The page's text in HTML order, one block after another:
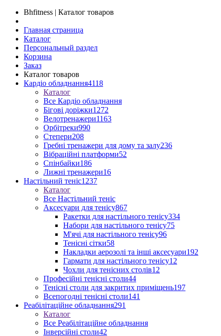
Bhfitness | Каталог товаров
Главная страница
Каталог
Персональный раздел
Корзина
Заказ
Каталог товаров
Кардіо обладнання4118
Каталог
Все Кардіо обладнання
Бігові доріжки1272
Велотренажери1163
Орбітреки990
Степери208
Гребні тренажери для дому та залу236
Вібраційні платформи52
Спінбайки186
Лижні тренажери16
Настільний теніс1237
Каталог
Все Настільний теніс
Аксесуари для тенісу867
Ракетки для настільного тенісу334
Набори для настільного тенісу75
М'ячі для настільного тенісу96
Тенісні сітки58
Накладки аерозолі та інші аксесуари192
Гармати для настільного тенісу12
Чохли для тенісних столів12
Професійні тенісні столи44
Тенісні столи для закритих приміщень197
Всепогодні тенісні столи141
Реабілітаційне обладнання291
Каталог
Все Реабілітаційне обладнання
Інверсійні столи42